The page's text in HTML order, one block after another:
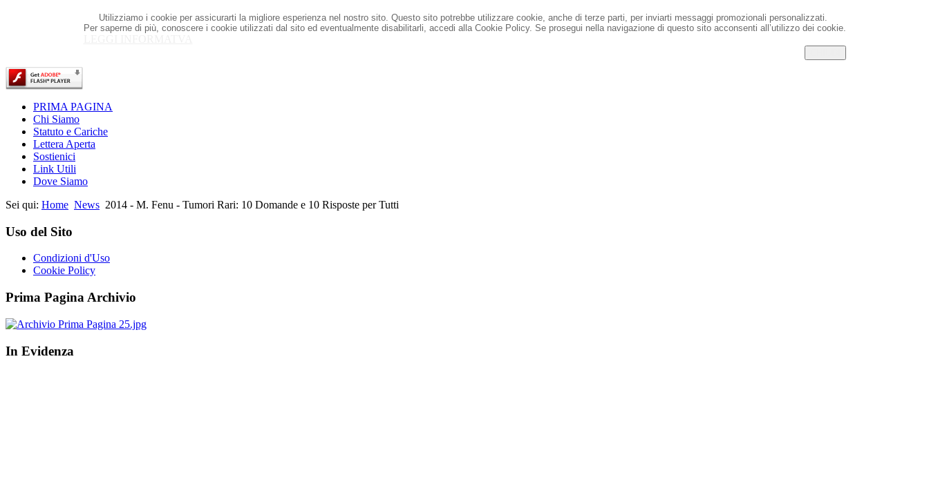
Utilizziamo i cookie per assicurarti la migliore esperienza nel nostro sito. Questo sito potrebbe utilizzare cookie, anche di terze parti, per inviarti messaggi promozionali personalizzati.
Per saperne di più, conoscere i cookie utilizzati dal sito ed eventualmente disabilitarli, accedi alla Cookie Policy. Se prosegui nella navigazione di questo sito acconsenti all’utilizzo dei cookie.
PRIMA PAGINA
Chi Siamo
Statuto e Cariche
Lettera Aperta
Sostienici
Link Utili
Dove Siamo
Sei qui: Home News 2014 - M. Fenu - Tumori Rari: 10 Domande e 10 Risposte per Tutti
Uso del Sito
Condizioni d'Uso
Cookie Policy
Prima Pagina Archivio
In Evidenza